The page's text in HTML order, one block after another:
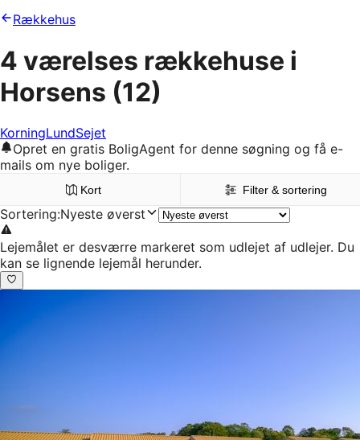
Rækkehus
4 værelses rækkehuse i
Horsens (12)
KorningLundSejet
Opret en gratis BoligAgent for denne søgning og få e-
mails om nye boliger.
Kort Filter & sortering
Sortering:Nyeste øverst
Lejemålet er desværre markeret som udlejet af udlejer. Du
kan se lignende lejemål herunder.